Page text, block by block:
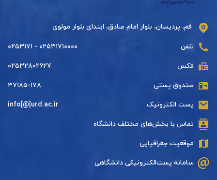
قم، پردیسان، بلوار امام صادق، ابتدای بلوار مولوی
تلفن ۰۲۵۳۱۷۱۰۰۰۰ - ۰۲۵۳۱۷۱
فکس ۰۲۵۳۲۸۰۲۶۲۷
صندوق پستی ۳۷۱۸۵-۱۷۸
پست الکترونیک info[@]urd.ac.ir
تماس با بخش‌های مختلف دانشگاه
موقعیت جغرافیایی
سامانه پست‌الکترونیکی دانشگاهی